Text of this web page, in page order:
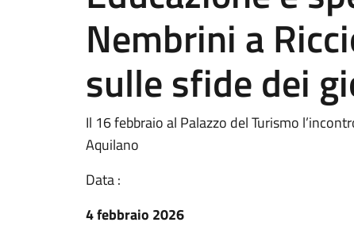
Nembrini a
sulle sfide dei
Il 16 febbraio al Palazzo del Turismo
Aquilano
Data :
4 febbraio 2026